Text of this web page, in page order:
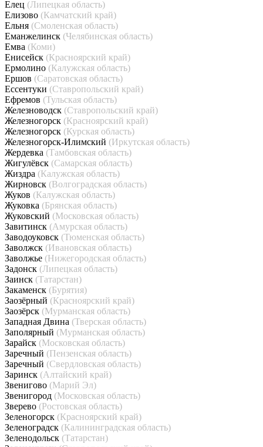
Елец (Липецкая область)
Елизово (Камчатский край)
Ельня (Смоленская область)
Еманжелинск (Челябинская область)
Емва (Коми)
Енисейск (Красноярский край)
Ермолино (Калужская область)
Ершов (Саратовская область)
Ессентуки (Ставропольский край)
Ефремов (Тульская область)
Железноводск (Ставропольский край)
Железногорск (Красноярский край)
Железногорск (Курская область)
Железногорск-Илимский (Иркутская область)
Жердевка (Тамбовская область)
Жигулёвск (Самарская область)
Жиздра (Калужская область)
Жирновск (Волгоградская область)
Жуков (Калужская область)
Жуковка (Брянская область)
Жуковский (Московская область)
Завитинск (Амурская область)
Заводоуковск (Тюменская область)
Заволжск (Ивановская область)
Заволжье (Нижегородская область)
Задонск (Липецкая область)
Заинск (Татарстан)
Закаменск (Бурятия)
Заозёрный (Красноярский край)
Заозёрск (Мурманская область)
Западная Двина (Тверская область)
Заполярный (Мурманская область)
Зарайск (Московская область)
Заречный (Пензенская область)
Заречный (Свердловская область)
Заринск (Алтайский край)
Звенигово (Марий Эл)
Звенигород (Московская область)
Зверево (Ростовская область)
Зеленогорск (Красноярский край)
Зеленоградск (Калининградская область)
Зеленодольск (Татарстан)